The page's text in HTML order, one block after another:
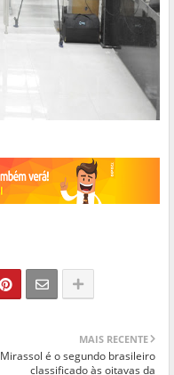
MAIS RECENTE
Mirassol é o segundo brasileiro
classificado às oitavas da